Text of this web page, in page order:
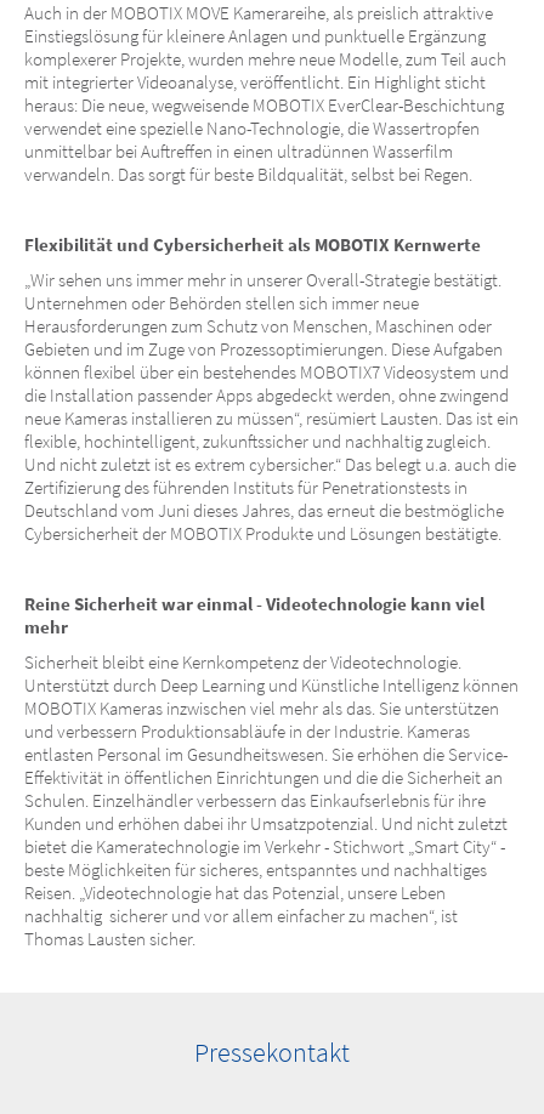
Auch in der MOBOTIX MOVE Kamerareihe, als preislich attraktive
Einstiegslösung für kleinere Anlagen und punktuelle Ergänzung
komplexerer Projekte, wurden mehre neue Modelle, zum Teil auch
mit integrierter Videoanalyse, veröffentlicht. Ein Highlight sticht
heraus: Die neue, wegweisende MOBOTIX EverClear-Beschichtung
verwendet eine spezielle Nano-Technologie, die Wassertropfen
unmittelbar bei Auftreffen in einen ultradünnen Wasserfilm
verwandeln. Das sorgt für beste Bildqualität, selbst bei Regen.
Flexibilität und Cybersicherheit als MOBOTIX Kernwerte
„Wir sehen uns immer mehr in unserer Overall-Strategie bestätigt.
Unternehmen oder Behörden stellen sich immer neue
Herausforderungen zum Schutz von Menschen, Maschinen oder
Gebieten und im Zuge von Prozessoptimierungen. Diese Aufgaben
können flexibel über ein bestehendes MOBOTIX7 Videosystem und
die Installation passenderApps abgedeckt werden, ohne zwingend
neue Kameras installieren zu müssen“, resümiert Lausten. Das ist ein
flexible, hochintelligent, zukunftssicher und nachhaltig zugleich.
Und nicht zuletzt ist es extrem cybersicher.“ Das belegt u.a. auch die
Zertifizierung des führenden Instituts für Penetrationstests in
Deutschland vom Juni dieses Jahres, das erneut die bestmögliche
Cybersicherheit der MOBOTIX Produkte und Lösungen bestätigte.
Reine Sicherheit war einmal - Videotechnologie kann viel
mehr
Sicherheit bleibt eine Kernkompetenz der Videotechnologie.
Unterstützt durch Deep Learning und Künstliche Intelligenz können
MOBOTIX Kameras inzwischen viel mehr als das. Sie unterstützen
und verbessern Produktionsabläufe in der Industrie. Kameras
entlasten Personal im Gesundheitswesen. Sie erhöhen die Service-
Effektivität in öffentlichen Einrichtungen und die die Sicherheit an
Schulen. Einzelhändler verbessern das Einkaufserlebnis für ihre
Kunden und erhöhen dabei ihr Umsatzpotenzial. Und nicht zuletzt
bietet die Kameratechnologie im Verkehr - Stichwort „Smart City“ -
beste Möglichkeiten für sicheres, entspanntes und nachhaltiges
Reisen. „Videotechnologie hat das Potenzial, unsere Leben
nachhaltig sicherer und vor allem einfacher zu machen“, ist
Thomas Lausten sicher.
Pressekontakt